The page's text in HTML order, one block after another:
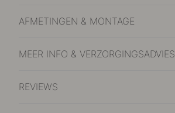
AFMETINGEN & MONTAGE
MEER INFO & VERZORGINGSADVIES
REVIEWS